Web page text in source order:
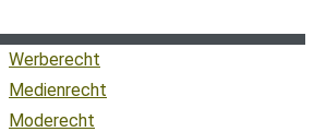
Werberecht
Medienrecht
Moderecht